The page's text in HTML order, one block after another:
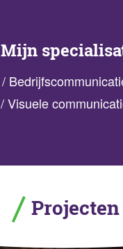
Mijn
/
/Visuele
Projecten